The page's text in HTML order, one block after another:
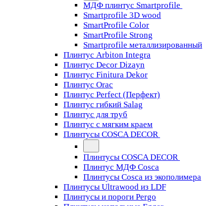
МДФ плинтус Smartprofile
Smartprofile 3D wood
SmartProfile Color
SmartProfile Strong
Smartprofile металлизированный
Плинтус Arbiton Integra
Плинтус Decor Dizayn
Плинтус Finitura Dekor
Плинтус Orac
Плинтус Perfect (Перфект)
Плинтус гибкий Salag
Плинтус для труб
Плинтус с мягким краем
Плинтусы COSCA DECOR
Плинтусы COSCA DECOR
Плинтус МДФ Cosca
Плинтусы Cosca из экополимера
Плинтусы Ultrawood из LDF
Плинтусы и пороги Pergo